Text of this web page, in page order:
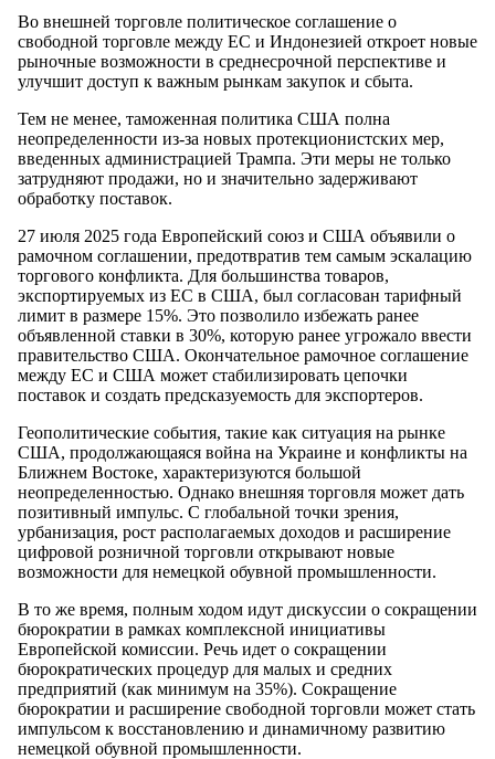
Во внешней торговле политическое соглашение о
свободной торговле между ЕС и Индонезией откроет новые
рыночные возможности в среднесрочной перспективе и
улучшит доступ к важным рынкам закупок и сбыта.
Тем не менее, таможенная политика США полна
неопределенности из-за новых протекционистских мер,
введенных администрацией Трампа. Эти меры не только
затрудняют продажи, но и значительно задерживают
обработку поставок.
27 июля 2025 года Европейский союз и США объявили о
рамочном соглашении, предотвратив тем самым эскалацию
торгового конфликта. Для большинства товаров,
экспортируемых из ЕС в США, был согласован тарифный
лимит в размере 15%. Это позволило избежать ранее
объявленной ставки в 30%, которую ранее угрожало ввести
правительство США. Окончательное рамочное соглашение
между ЕС и США может стабилизировать цепочки
поставок и создать предсказуемость для экспортеров.
Геополитические события, такие как ситуация на рынке
США, продолжающаяся война на Украине и конфликты на
Ближнем Востоке, характеризуются большой
неопределенностью. Однако внешняя торговля может дать
позитивный импульс. С глобальной точки зрения,
урбанизация, рост располагаемых доходов и расширение
цифровой розничной торговли открывают новые
возможности для немецкой обувной промышленности.
В то же время, полным ходом идут дискуссии о сокращении
бюрократии в рамках комплексной инициативы
Европейской комиссии. Речь идет о сокращении
бюрократических процедур для малых и средних
предприятий (как минимум на 35%). Сокращение
бюрократии и расширение свободной торговли может стать
импульсом к восстановлению и динамичному развитию
немецкой обувной промышленности.